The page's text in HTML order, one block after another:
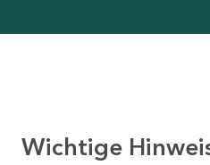
Wichtige